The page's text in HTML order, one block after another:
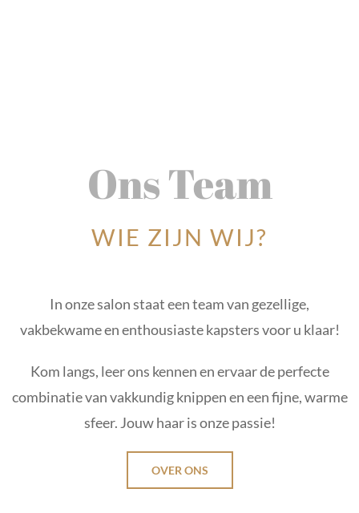
Ons Team
WIE ZIJN WIJ?
In onze salon staat een team van gezellige,
vakbekwame en enthousiaste kapsters voor u klaar!
Kom langs, leer ons kennen en ervaar de perfecte
combinatie van vakkundig knippen en een fijne, warme
sfeer. Jouw haar is onze passie!
OVER ONS